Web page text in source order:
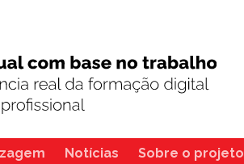
Notícias Sobre o projeto